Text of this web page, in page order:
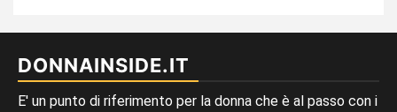
DONNAINSIDE.IT
E' un punto di riferimento per la donna che è al passo con i